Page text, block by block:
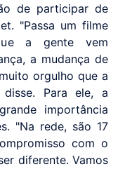
de participar de
"Passa um filme
a gente vem
a mudança de
orgulho que a
Para ele, a
importância
"Na rede, são 17
com o
diferente. Vamos